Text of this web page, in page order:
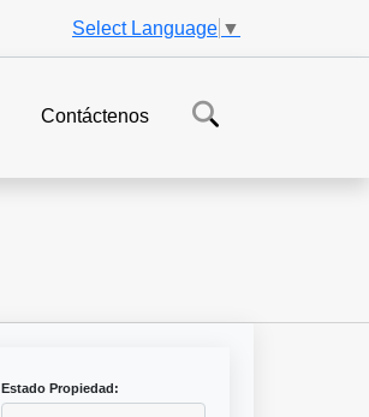
Select Language ▼
Contáctenos
Estado Propiedad: